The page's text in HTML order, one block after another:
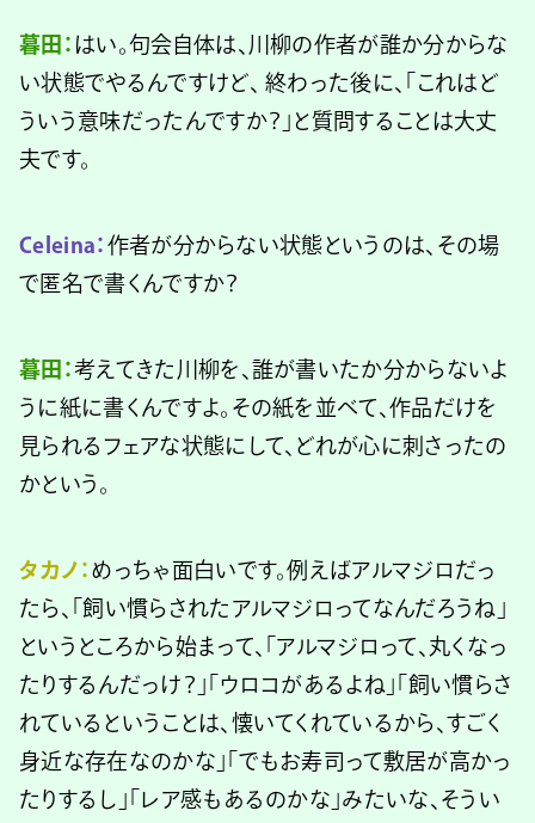
暮田： はい。句会自体は、川柳の作者が誰か分からな
い状態でやるんですけど、 終わった後に、「これはど
ういう意味だったんですか？」と質問することは大丈
夫です。
Celeina： 作者が分からない状態というのは、その場
で匿名で書くんですか？
暮田：考えてきた川柳を、誰が書いたか分からないよ
うに紙に書くんですよ。その紙を並べて、作品だけを
見られるフェアな状態にして、どれが心に刺さったの
かという。
タカノ： めっちゃ面白いです。例えばアルマジロだっ
たら、「飼い慣らされたアルマジロってなんだろうね」
というところから始まって、「アルマジロって、丸くなっ
たりするんだっけ？」「ウロコがあるよね」「飼い慣らさ
れているということは、懐いてくれているから、すごく
身近な存在なのかな」「でもお寿司って敷居が高かっ
たりするし」「レア感もあるのかな」みたいな、そうい